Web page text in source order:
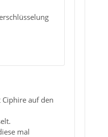
Ciphire auf den
mal